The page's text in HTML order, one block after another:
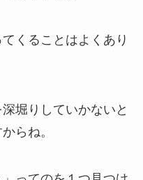
くることはよくあり
堀りしていかないと
らね。